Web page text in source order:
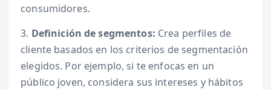
consumidores.
3. Definición de segmentos: Crea perfiles de
cliente basados en los criterios de segmentación
elegidos. Por ejemplo, si te enfocas en un
público joven, considera sus intereses y hábitos